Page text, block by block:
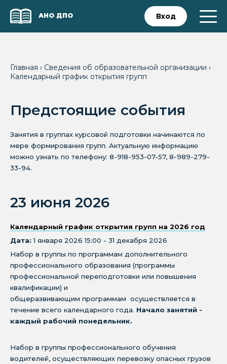
АНО ДПО Вход
Главная › Сведения об образовательной организации ›
Календарный график открытия групп
Предстоящие события
Занятия в группах курсовой подготовки начинаются по
мере формирования групп. Актуальную информацию
можно узнать по телефону: 8-918-953-07-57, 8-989-279-
33-94.
23 июня 2026
Календарный график открытия групп на 2026 год
Дата: 1 января 2026 15:00 - 31 декабря 2026
Набор в группы по программам дополнительного
профессионального образования (программы
профессиональной переподготовки или повышения
квалификации) и
общеразвивающим программам осуществляется в
течение всего календарного года. Начало занятий -
каждый рабочий понедельник.
Набор в группы профессионального обучения
водителей, осуществляющих перевозку опасных грузов